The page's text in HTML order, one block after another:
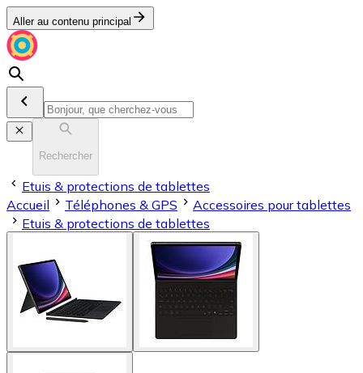
Aller au contenu principal
Rechercher
Etuis & protections de tablettes
Accueil
Téléphones & GPS
Accessoires pour tablettes
Etuis & protections de tablettes